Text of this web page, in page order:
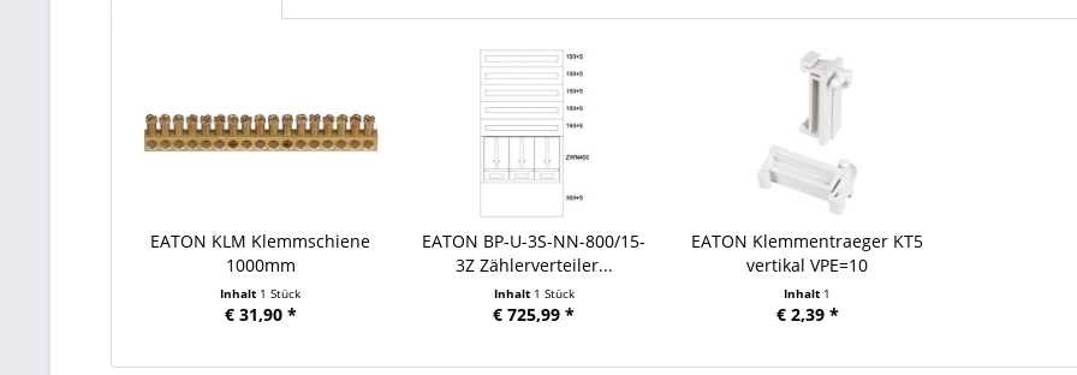
EATON KLM Klemmschiene
1000mm
Inhalt 1 Stück
€ 31,90 *
EATON BP-U-3S-NN-800/15-
3Z Zählerverteiler...
Inhalt 1 Stück
€ 725,99 *
EATON Klemmentraeger KT5
vertikal VPE=10
Inhalt 1
€ 2,39 *